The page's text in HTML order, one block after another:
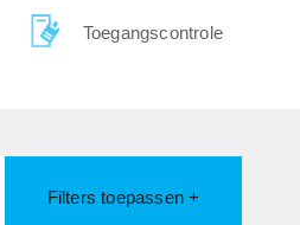
Toegangscontrole
Filters toepassen +